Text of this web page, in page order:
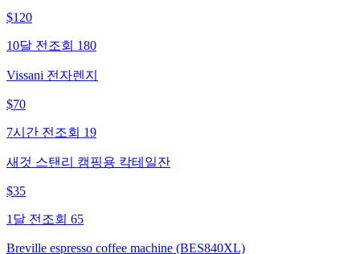
$120
10달 전 조회 180
Vissani 전자렌지
$70
7시간 전 조회 19
새것 스탠리 캠핑용 칵테일잔
$35
1달 전 조회 65
Breville espresso coffee machine (BES840XL)